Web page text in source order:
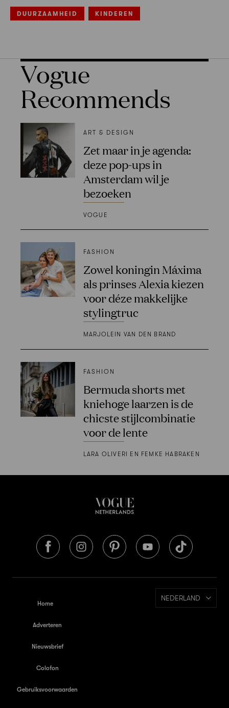
DUURZAAMHEID KINDEREN
Vogue
Recommends
ART & DESIGN
Zet maar in je agenda:
deze pop-ups in
Amsterdam wil je
bezoeken
VOGUE
FASHION
Zowel koningin Máxima
als prinses Alexia kiezen
voor déze makkelijke
stylingtruc
MARJOLEIN VAN DEN BRAND
FASHION
Bermuda shorts met
kniehoge laarzen is de
chicste stijlcombinatie
voor de lente
LARA OLIVERI EN FEMKE HABRAKEN
Home
Adverteren
Nieuwsbrief
Colofon
Gebruiksvoorwaarden
NEDERLAND